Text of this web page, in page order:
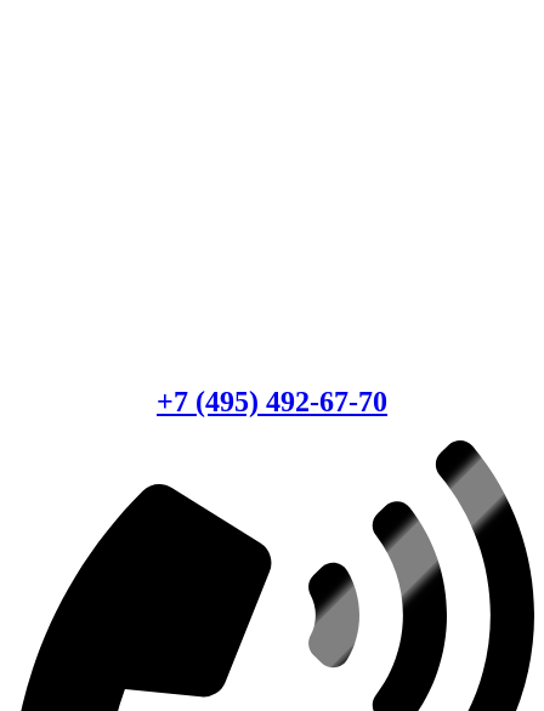
+7 (495) 492-67-70